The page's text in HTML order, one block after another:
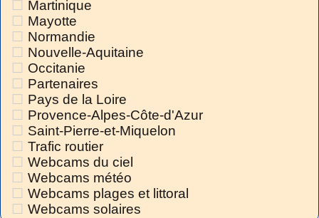
Martinique
Mayotte
Normandie
Nouvelle-Aquitaine
Occitanie
Partenaires
Pays de la Loire
Provence-Alpes-Côte-d'Azur
Saint-Pierre-et-Miquelon
Trafic routier
Webcams du ciel
Webcams météo
Webcams plages et littoral
Webcams solaires